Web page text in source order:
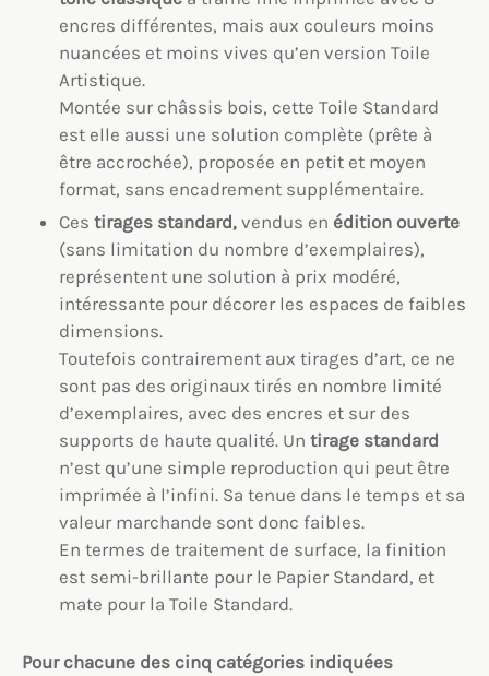
encres différentes, mais aux couleurs moins
nuancées et moins vives qu’en version Toile
Artistique.
Montée sur châssis bois, cette Toile Standard
est elle aussi une solution complète (prête à
être accrochée), proposée en petit et moyen
format, sans encadrement supplémentaire.
Ces tirages standard, vendus en édition ouverte
(sans limitation du nombre d’exemplaires),
représentent une solution à prix modéré,
intéressante pour décorer les espaces de faibles
dimensions.
Toutefois contrairement aux tirages d’art, ce ne
sont pas des originaux tirés en nombre limité
d’exemplaires, avec des encres et sur des
supports de haute qualité. Un tirage standard
n’est qu’une simple reproduction qui peut être
imprimée à l’infini. Sa tenue dans le temps et sa
valeur marchande sont donc faibles.
En termes de traitement de surface, la finition
est semi-brillante pour le Papier Standard, et
mate pour la Toile Standard.
Pour chacune des cinq catégories indiquées